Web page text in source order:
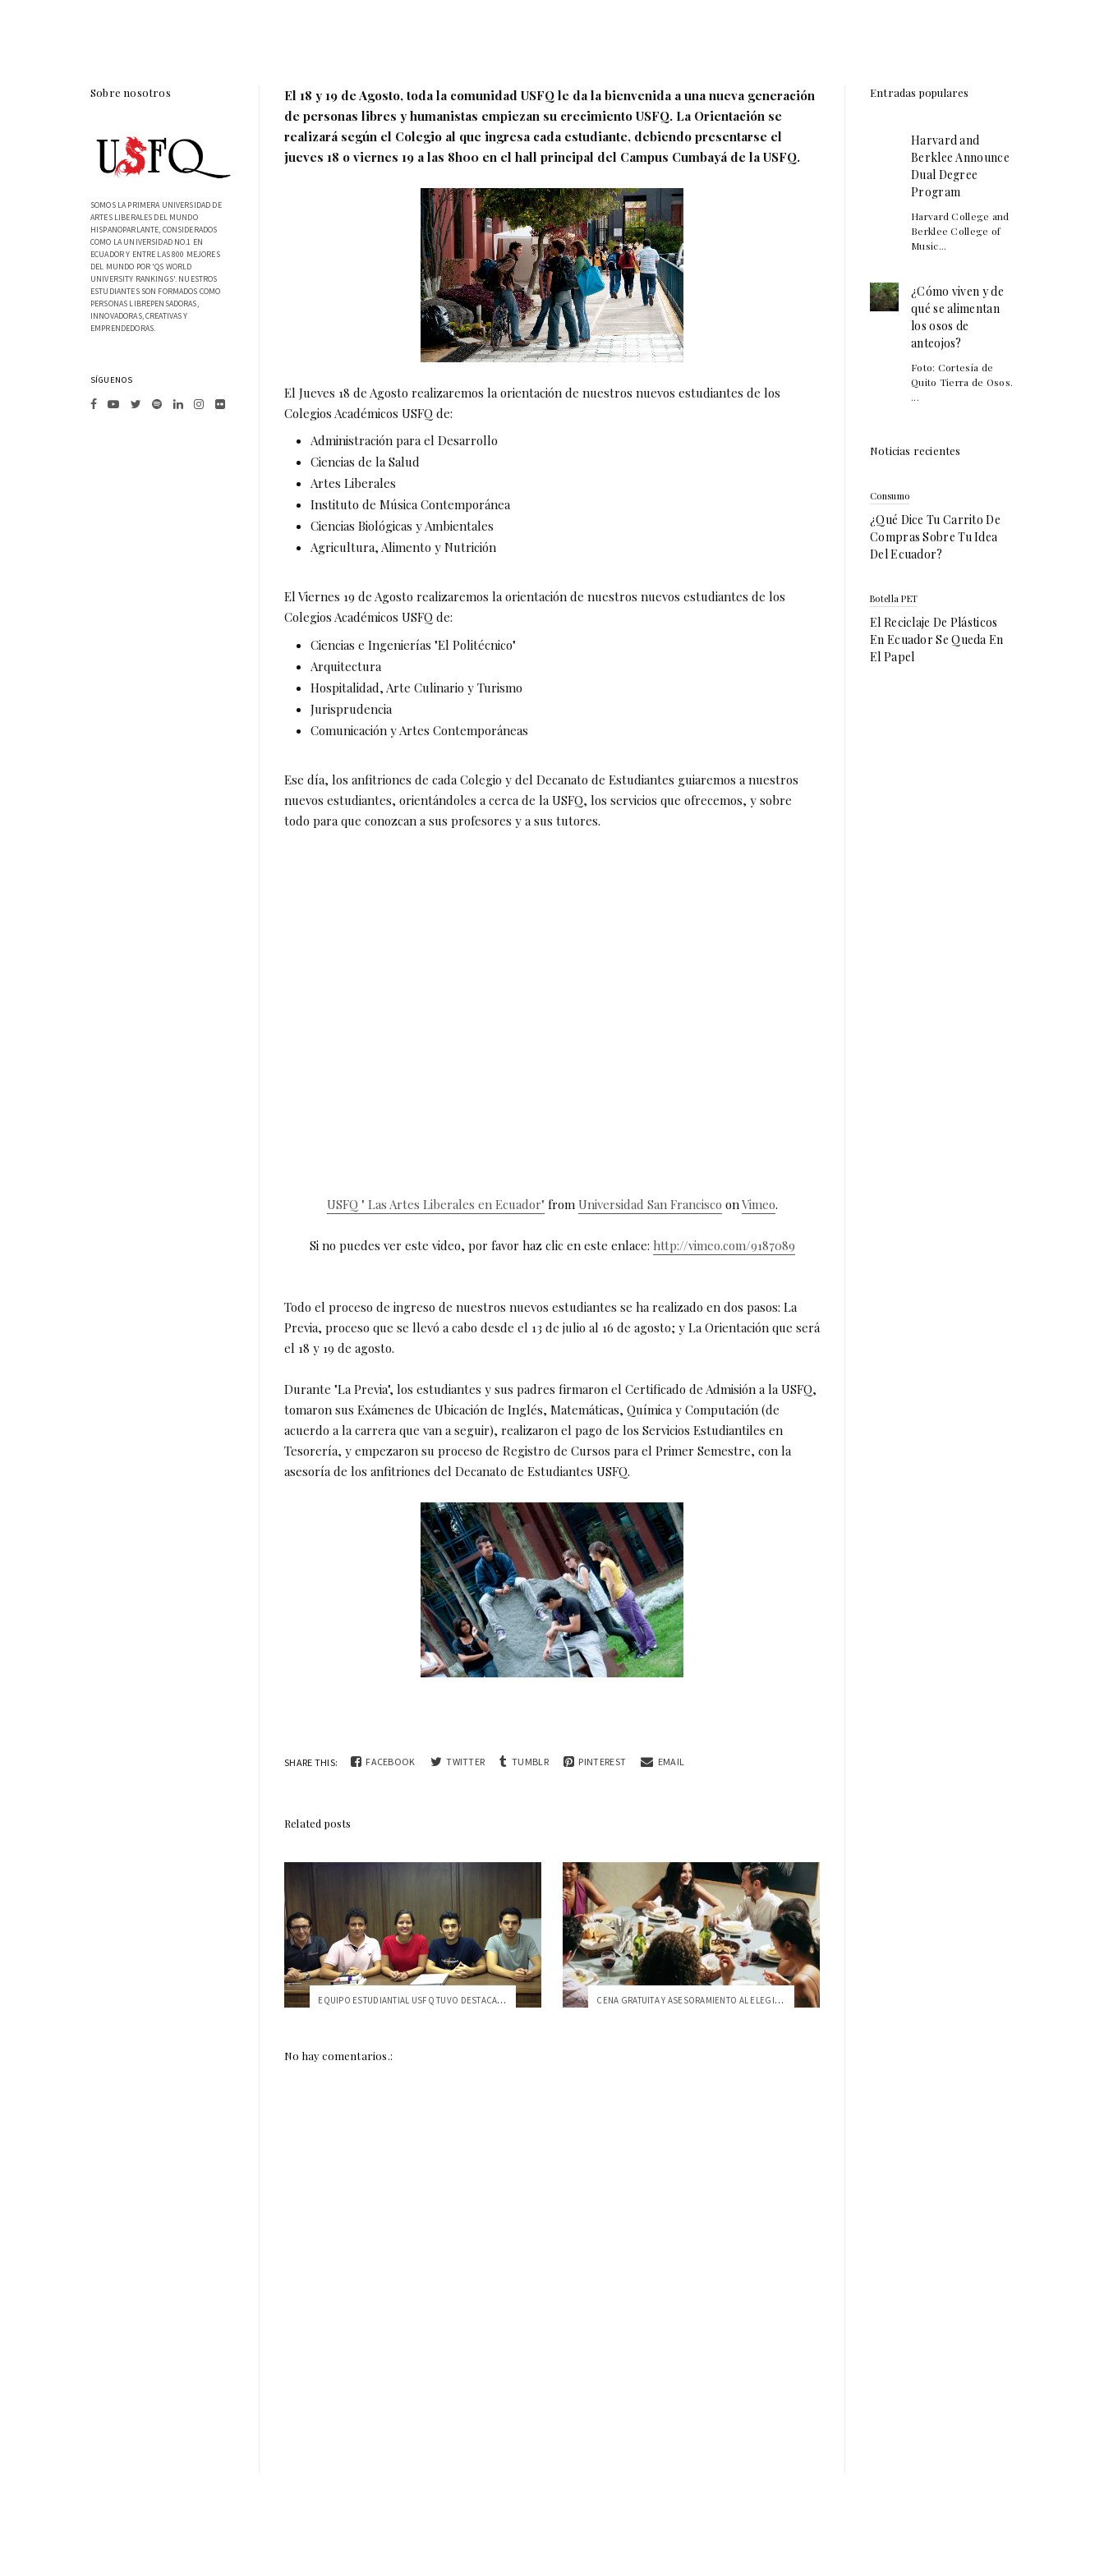
El 18 y 19 de Agosto, toda la comunidad USFQ le da la bienvenida a una nueva generación
de personas libres y humanistas empiezan su crecimiento USFQ. La Orientación se
realizará según el Colegio al que ingresa cada estudiante, debiendo presentarse el
jueves 18 o viernes 19 a las 8h00 en el hall principal del Campus Cumbayá de la USFQ.
El Jueves 18 de Agosto realizaremos la orientación de nuestros nuevos estudiantes de los
Colegios Académicos USFQ de:
Administración para el Desarrollo
Ciencias de la Salud
Artes Liberales
Instituto de Música Contemporánea
Ciencias Biológicas y Ambientales
Agricultura, Alimento y Nutrición
El Viernes 19 de Agosto realizaremos la orientación de nuestros nuevos estudiantes de los
Colegios Académicos USFQ de:
Ciencias e Ingenierías "El Politécnico"
Arquitectura
Hospitalidad, Arte Culinario y Turismo
Jurisprudencia
Comunicación y Artes Contemporáneas
Ese día, los anfitriones de cada Colegio y del Decanato de Estudiantes guiaremos a nuestros
nuevos estudiantes, orientándoles a cerca de la USFQ, los servicios que ofrecemos, y sobre
todo para que conozcan a sus profesores y a sus tutores.
USFQ " Las Artes Liberales en Ecuador" from Universidad San Francisco onVimeo.
Si no puedes ver este video, por favor haz clic en este enlace: http://vimeo.com/9187089
Todo el proceso de ingreso de nuestros nuevos estudiantes se ha realizado en dos pasos: La
Previa, proceso que se llevó a cabo desde el 13 de julio al 16 de agosto; y La Orientación que será
el 18 y 19 de agosto.
Durante "La Previa", los estudiantes y sus padres firmaron el Certificado de Admisión a la USFQ,
tomaron sus Exámenes de Ubicación de Inglés, Matemáticas, Química y Computación (de
acuerdo a la carrera que van a seguir), realizaron el pago de los Servicios Estudiantiles en
Tesorería, y empezaron su proceso de Registro de Cursos para el Primer Semestre, con la
asesoría de los anfitriones del Decanato de Estudiantes USFQ.
SHARE THIS: FACEBOOK TWITTER TUMBLR PINTEREST EMAIL
Related posts
EQUIPO ESTUDIANTIAL USFQ TUVO DESTACADA ... CENA GRATUITA Y ASESORAMIENTO AL ELEGIR ...
No hay comentarios.:
Sobre nosotros
SOMOS LA PRIMERA UNIVERSIDAD DE
ARTES LIBERALES DEL MUNDO
HISPANOPARLANTE, CONSIDERADOS
COMO LA UNIVERSIDAD NO.1 EN
ECUADOR Y ENTRE LAS 800 MEJORES
DEL MUNDO POR 'QS WORLD
UNIVERSITY RANKINGS'. NUESTROS
ESTUDIANTES SON FORMADOS COMO
PERSONAS LIBREPENSADORAS,
INNOVADORAS, CREATIVAS Y
EMPRENDEDORAS.
SÍGUENOS
Entradas populares
Harvard and
Berklee Announce
Dual Degree
Program
Harvard College and
Berklee College of
Music...
¿Cómo viven y de
qué se alimentan
los osos de
anteojos?
Foto: Cortesía de
Quito Tierra de Osos.
...
Noticias recientes
Consumo
¿Qué Dice Tu Carrito De
Compras Sobre Tu Idea
Del Ecuador?
Botella PET
El Reciclaje De Plásticos
En Ecuador Se Queda En
El Papel